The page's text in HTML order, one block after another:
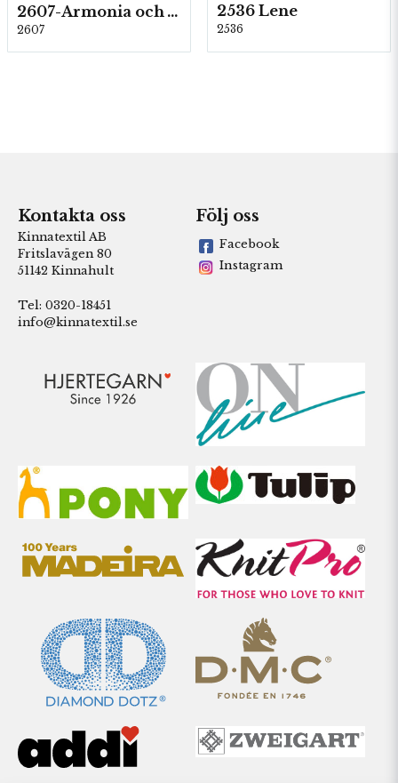
2607-Armonia och Alpaca 400
2607
2536 Lene
2536
Kontakta oss
Kinnatextil AB
Fritslavägen 80
51142 Kinnahult
Tel: 0320-18451
info@kinnatextil.se
Följ oss
Facebook
Instagram